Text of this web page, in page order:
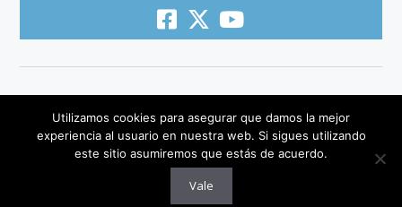
© 2019 All Rights Reserved
Utilizamos cookies para asegurar que damos la mejor
experiencia al usuario en nuestra web. Si sigues utilizando
este sitio asumiremos que estás de acuerdo.
Vale